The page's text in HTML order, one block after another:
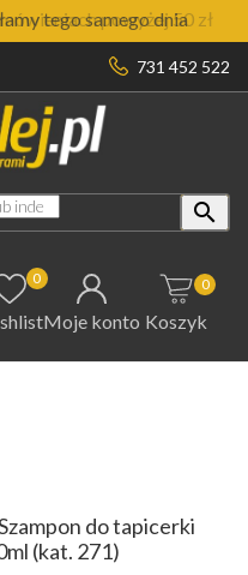
tego samego dnia
powyżej 50 zł
731 452 522

0
Moje konto Koszyk
0
do tapicerki
(kat. 271)